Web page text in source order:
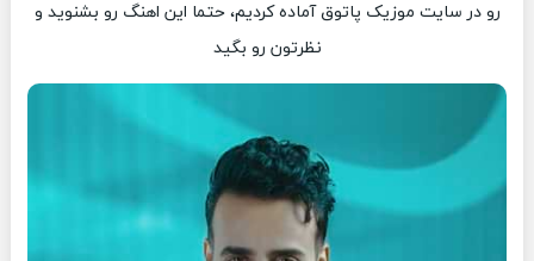
رو در سایت موزیک پاتوق آماده کردیم، حتما این اهنگ رو بشنوید و
نظرتون رو بگید